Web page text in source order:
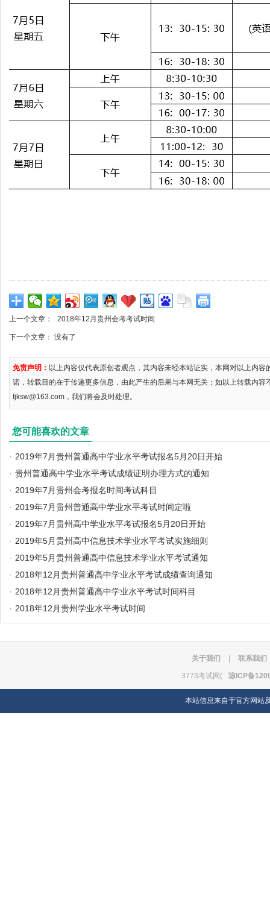
上一个文章： 2018年12月贵州会考考试时间
下一个文章： 没有了
免责声明： 以上内容仅代表原创者观点，其内容未经本站证实，本网对以上内
诺，转载目的在于传递更多信息，由此产生的后果与本网无关；如以上转载内容
fjksw@163.com，我们将会及时处理。
您可能喜欢的文章
· 2019年7月贵州普通高中学业水平考试报名5月20日开始
· 贵州普通高中学业水平考试成绩证明办理方式的通知
· 2019年7月贵州会考报名时间考试科目
· 2019年7月贵州普通高中学业水平考试时间定啦
· 2019年7月贵州高中学业水平考试报名5月20日开始
· 2019年5月贵州高中信息技术学业水平考试实施细则
· 2019年5月贵州普通高中信息技术学业水平考试通知
· 2018年12月贵州普通高中学业水平考试成绩查询通知
· 2018年12月贵州普通高中学业水平考试时间科目
· 2018年12月贵州学业水平考试时间
关于我们 联系我们
3773考试网( 琼ICP备
本站信息来自于官方网站